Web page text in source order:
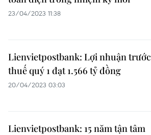
23/04/2023 11:38
Lienvietpostbank: Lợi nhuận trước
thuế quý 1 đạt 1.566 tỷ đồng
20/04/2023 03:03
Lienvietpostbank: 15 năm tận tâm